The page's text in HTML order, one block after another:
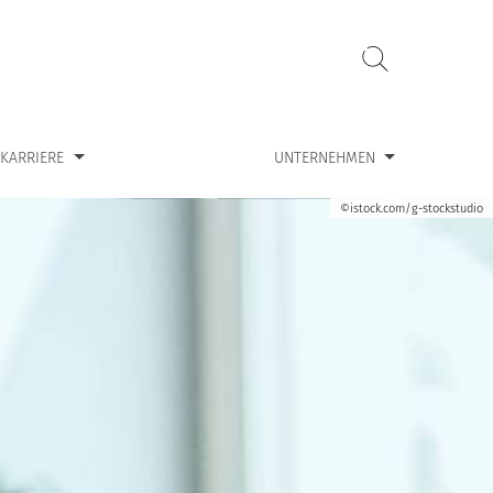
KARRIERE
“Karriere” UNTERNEHMEN
Zeige Untermenü für “Unternehmen”
©istock.com/g-stockstudio